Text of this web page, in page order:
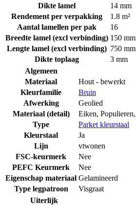
Dikte lamel
14 mm
Rendement per verpakking
1.8 m²
Aantal lamellen per pak
16
Breedte lamel (excl verbinding) 150 mm
Lengte lamel (excl verbinding) 750 mm
Dikte toplaag
3 mm
Algemeen
Materiaal
Hout - bewerkt
Kleurfamilie
Bruin
Afwerking
Geolied
Materiaal (detail)
Eiken, Populieren,
Type
Parket kleurstaal
Kleurstaal
Ja
Lijn
vtwonen
FSC-keurmerk
Nee
PEFC Keurmerk
Nee
Eigenschap materiaal Gelamineerd
Type legpatroon
Visgraat
Uiterlijk